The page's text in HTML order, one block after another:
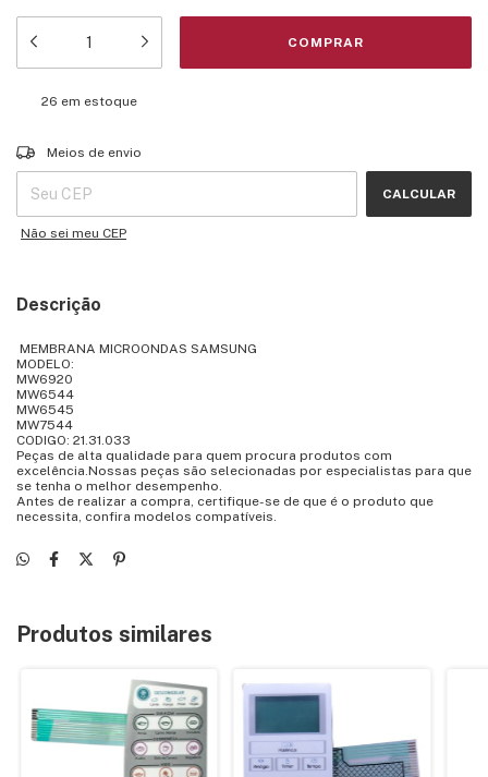
26 em estoque
Entregas para o CEP:
Meios de envio
CALCULAR
Não sei meu CEP
Descrição
MEMBRANA MICROONDAS SAMSUNG
MODELO:
MW6920
MW6544
MW6545
MW7544
CODIGO: 21.31.033
Peças de alta qualidade para quem procura produtos com
excelência.Nossas peças são selecionadas por especialistas para que
se tenha o melhor desempenho.
Antes de realizar a compra, certifique-se de que é o produto que
necessita, confira modelos compatíveis.
Produtos similares